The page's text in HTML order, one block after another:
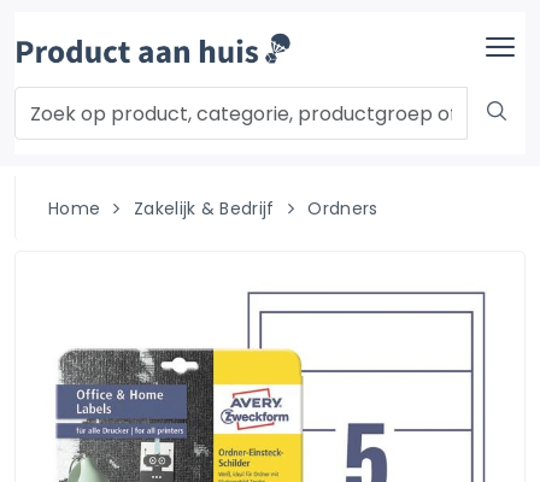
Home Zakelijk & Bedrijf Ordners